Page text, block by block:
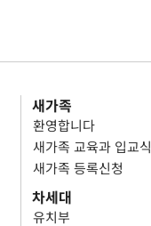
새가족
환영합니다
새가족 교육과 입교식
새가족 등록신청
차세대
유치부